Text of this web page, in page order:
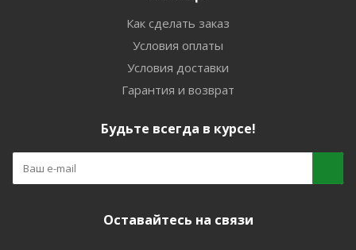
Как сделать заказ
Условия оплаты
Условия доставки
Гарантия и возврат
Будьте всегда в курсе!
Оставайтесь на связи